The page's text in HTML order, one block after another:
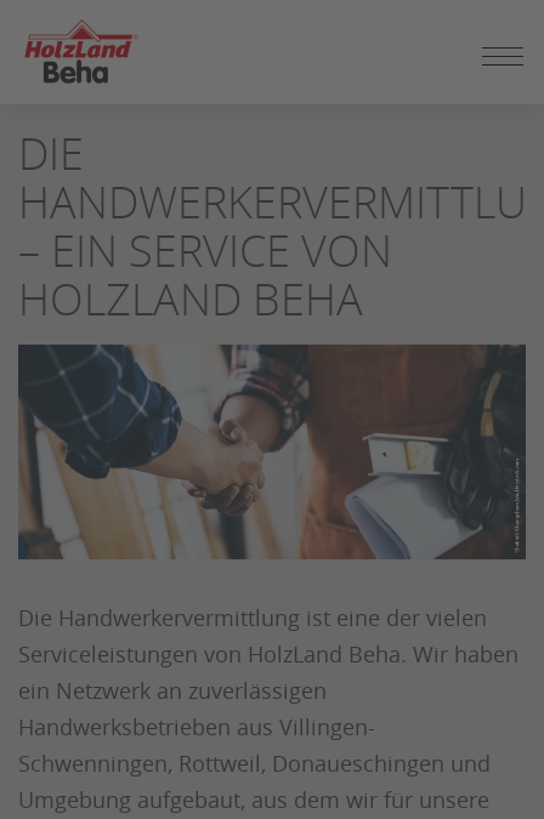
SEITENINHALT
SPRINGEN
DIE
– EIN SERVICE VON
HOLZLAND BEHA
Die Handwerkervermittlung ist eine der vielen
Serviceleistungen von HolzLand Beha. Wir haben
ein Netzwerk an zuverlässigen
Handwerksbetrieben aus Villingen-
Schwenningen, Rottweil, Donaueschingen und
Umgebung aufgebaut, aus dem wir für unsere